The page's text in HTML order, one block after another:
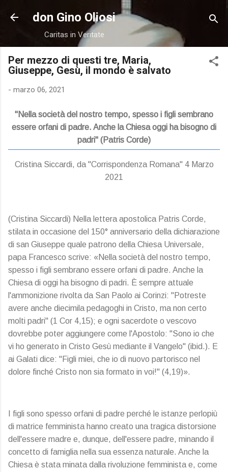
Passa ai contenuti principali
don Gino Oliosi
Caritas in Veritate
Per mezzo di questi tre, Maria,
Giuseppe, Gesù, il mondo è salvato
- marzo 06, 2021
"Nella società del nostro tempo, spesso i figli sembrano
essere orfani di padre. Anche la Chiesa oggi ha bisogno di
padri" (Patris Corde)
Cristina Siccardi, da "Corrispondenza Romana" 4 Marzo
2021
(Cristina Siccardi) Nella lettera apostolica Patris Corde,
stilata in occasione del 150° anniversario della dichiarazione
di san Giuseppe quale patrono della Chiesa Universale,
papa Francesco scrive: «Nella società del nostro tempo,
spesso i figli sembrano essere orfani di padre. Anche la
Chiesa di oggi ha bisogno di padri. È sempre attuale
l'ammonizione rivolta da San Paolo ai Corinzi: "Potreste
avere anche diecimila pedagoghi in Cristo, ma non certo
molti padri" (1 Cor 4,15); e ogni sacerdote o vescovo
dovrebbe poter aggiungere come l'Apostolo: "Sono io che
vi ho generato in Cristo Gesù mediante il Vangelo" (ibid.). E
ai Galati dice: "Figli miei, che io di nuovo partorisco nel
dolore finché Cristo non sia formato in voi!" (4,19)».
I figli sono spesso orfani di padre perché le istanze perlopiù
di matrice femminista hanno creato una tragica distorsione
dell'essere madre e, dunque, dell'essere padre, minando il
concetto di famiglia nella sua essenza naturale. Anche la
Chiesa è stata minata dalla rivoluzione femminista e, come